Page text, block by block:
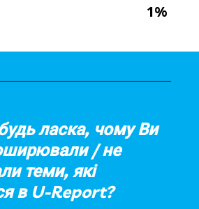
1%
ласка, чому Ви
/ не
теми, які
в U-Report?